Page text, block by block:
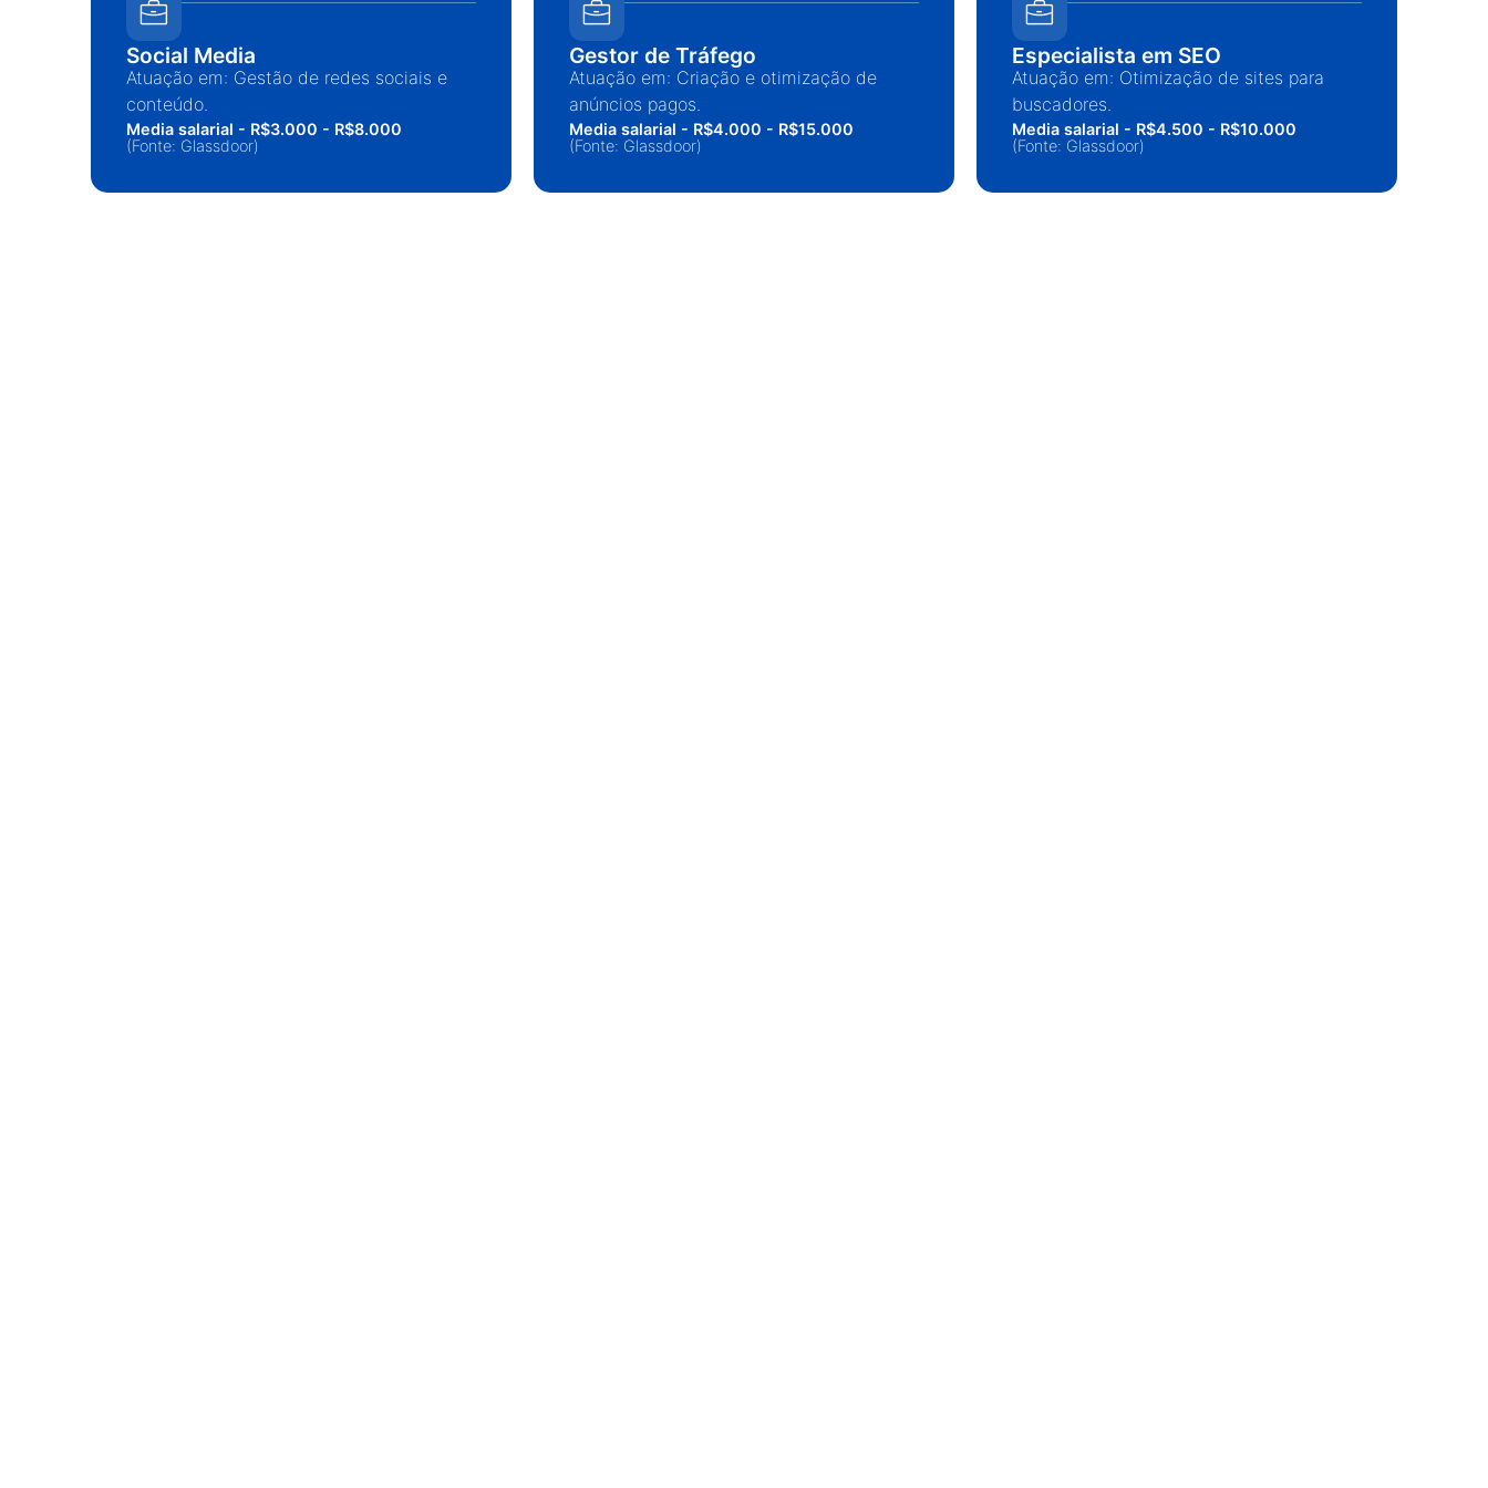
Social Media
Atuação em: Gestão de redes sociais e
conteúdo.
Media salarial - R$3.000 - R$8.000
(Fonte: Glassdoor)
Gestor de Tráfego
Atuação em: Criação e otimização de
anúncios pagos.
Media salarial - R$4.000 - R$15.000
(Fonte: Glassdoor)
Especialista em SEO
Atuação em: Otimização de sites para
buscadores.
Media salarial - R$4.500 - R$10.000
(Fonte: Glassdoor)